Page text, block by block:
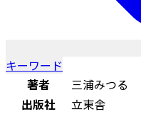
キーワード
著者
三浦みつる
出版社
立東舎